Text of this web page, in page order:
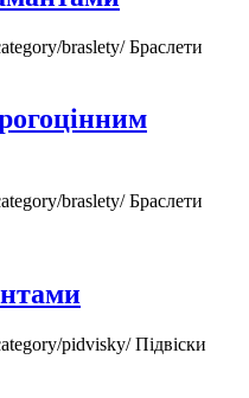
braslety/Браслети
braslety/Браслети
pidvisky/Підвіски